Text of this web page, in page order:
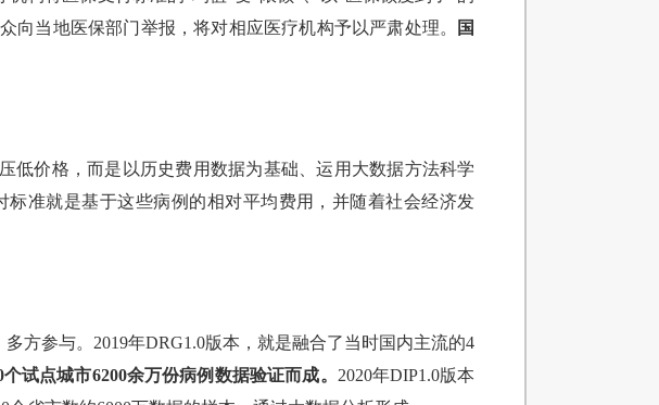
当地医保部门举报，将对相应医疗机构予以严肃处理。
国
低价格，而是以历史费用数据为基础、运用大数据方法科学
准就是基于这些病例的相对平均费用，并随着社会经济发
方参与。2019年DRG1.0版本，就是融合了当时国内主流的4
试点城市6200余万份病例数据验证而成。 2020年DIP1.0版本